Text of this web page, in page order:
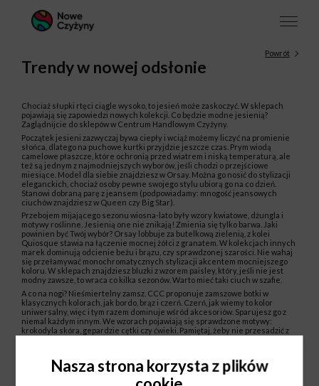
Powrót
Trendy w nowej odsłonie
Chociaż słupki rtęci ciągle wysoko, to jesień może zaskoczyć. W sklepach
pojawiają się zapowiedzi nowych kolekcji. Co będzie modne jesienią?
Zaglądnijcie do sklepów w Centrum Handlowym Czyżyny.
Początek jesieni zazwyczaj bywa ciepły i wciąż możemy liczyć na promienie
słońca, dlatego na puchowe kurtki przyjdzie jeszcze czas. Prym wiodą
camelowe płaszcze, które ochronią przed wiatrem i niską temperaturą, ale
też są jednym z najmodniejszych wyborów, jeśli chodzi o przejściowe
miesiące. Model dla siebie znajdziesz w Orsay. Można go nosić do stylizacji
eleganckich, chociaż osoby pewne swojego stylu ubiorą go na co dzień.
Stanowi dobraną parę z jeansem (podpowiadamy: mnogość jeansowych
ciuchów znajdziesz w Queen czy Big Star).
Przebojem mijającego sezonu wiosna-lato były wzory kwiatowe, dżungla i
motywy roślinne. Jesienią one nie znikają! Zmienia się tylko barwa. Jaki
powinien być Twój wybór? Orsay lobbuje za butelkową zielenią, z kolei
Quiosque stawia na łączenie mocnej żółci z granatem. W kolekcjach innych
marek dominują odcienie beżu i brązu, czy sprawdzonej szarości. Nie wahaj
się przełamywać monochromatycznych stylizacji akcentem mocniejszego
koloru. W sklepach znajdziesz bluzki z wzorem paisley, który, jeśli nie jest
modny zawsze, to wraca co kilka sezonów. Warto mieć taki ciuch w szafie.
A co na nogi? Nieśmiertelny zamsz. CCC proponuje zamszowe botki w
klasycznych kolorach, jak bordo, brąz i czerń. Czerń, jak wiemy to kolor
uniwersalny, więc i tym razem dominuje wśród akcesoriów. Sparujesz go z
niemal każdym innym. We wzorach pojawiają się sprawdzone motywy:
krokodyla skóra, gepardzie cętki czy ćwieki. Pamiętaj, żeby nie przesadzić z
nowego zajęcia, które w dodatku przysłuży się kondycji fizycznej. Diverse
proponuje… jogę. Specjalna kolekcja dedykowanych dresów jest luźna,
wygodna i przewiewna. Nie krępuje ruchów i dodaje pewności siebie. W
Nasza strona korzysta z plików